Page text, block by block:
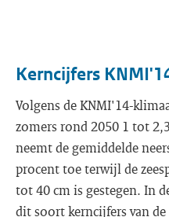
Kerncijfers
Volgens de KNMI'14-
zomers rond 2050 1 tot
neemt de gemiddelde
procent toe terwijl de
tot 40 cm is gestegen. In
dit soort kerncijfers van